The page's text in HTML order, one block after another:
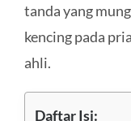
tanda yang
kencing pada
ahli.
Daftar Isi: